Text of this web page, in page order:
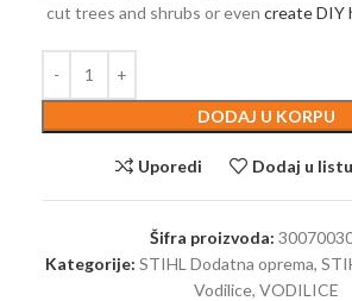
cut trees and shrubs or even create DIY
DODAJ U KORPU
Uporedi Dodaj u
Šifra proizvoda:
Kategorije: STIHL Dodatna oprema,
Vodilice, VODILICE